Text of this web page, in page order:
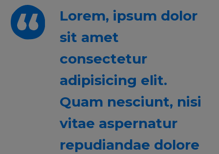
Lorem, ipsum dolor
sit amet
consectetur
adipisicing elit.
Quam nesciunt, nisi
vitae aspernatur
repudiandae dolore